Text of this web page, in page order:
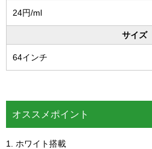
24円/ml
サイズ
64インチ
オススメポイント
ホワイト搭載